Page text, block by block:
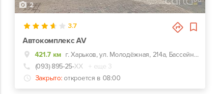
2
3.7
Автокомплекс AV
421.7 км
г. Харьков, ул. Молодёжная, 214а, Бассейн Нептун
(093) 895-25-ХХ
+ еще 3
Закрыто: откроется в 08:00